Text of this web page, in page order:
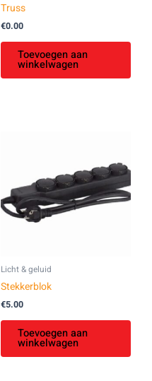
Truss
€0.00
Toevoegen aan
winkelwagen
Licht & geluid
Stekkerblok
€5.00
Toevoegen aan
winkelwagen